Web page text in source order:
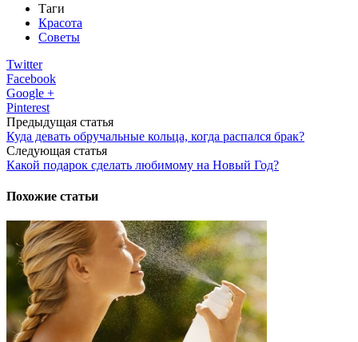
Таги
Красота
Советы
Twitter
Facebook
Google +
Pinterest
Предыдущая статья
Куда девать обручальные кольца, когда распался брак?
Следующая статья
Какой подарок сделать любимому на Новый Год?
Похожие статьи